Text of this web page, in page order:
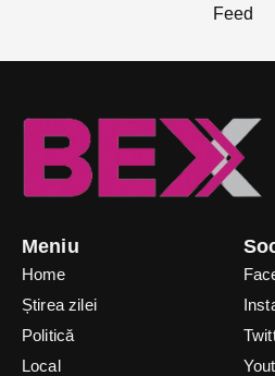
Meniu
Home
Știrea zilei
Politică
Local